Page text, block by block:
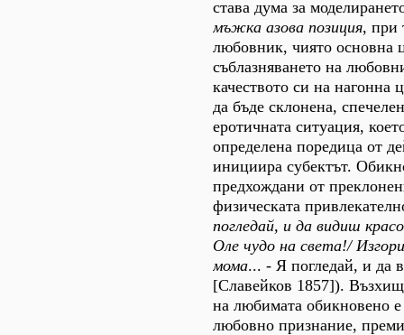
става дума за
мъжка азова позиция, при
любовник, чиято основна
съблазняването на
качеството си на нагонна
да бъде склонена,
еротичната ситуация,
определена поредица от
инициира субектът.
предхождани от
физическата
погледай, и да видиш
Оле чудо на света!/
мома... - Я погледай, и да
[Славейков 1857]).
на любимата обикновено е
любовно признание,